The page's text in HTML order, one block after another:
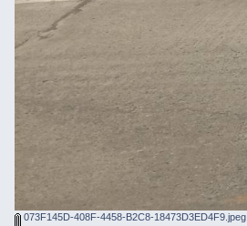
073F145D-408F-4458-B2C8-18473D3ED4F9.jpeg